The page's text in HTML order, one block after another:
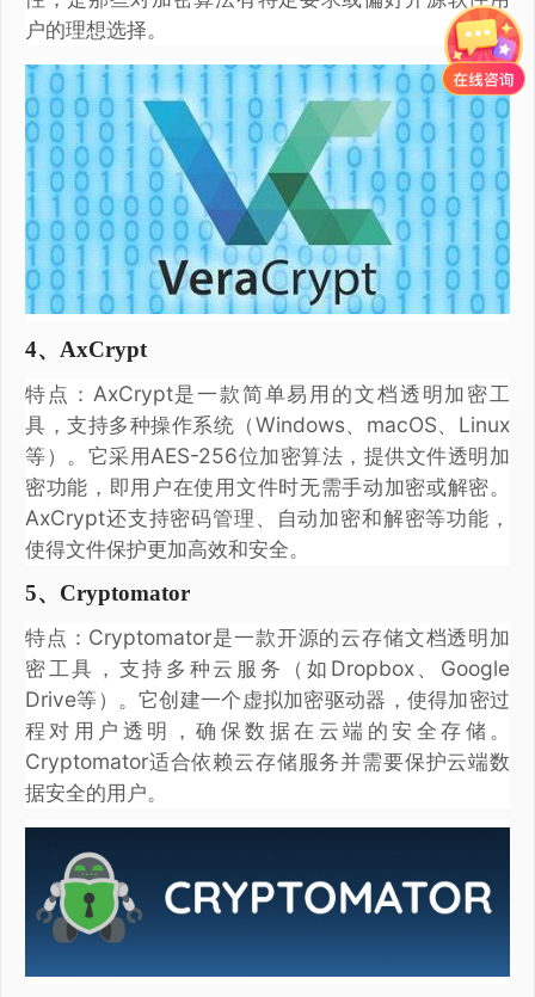
户的理想选择。
4、AxCrypt
特点：AxCrypt是一款简单易用的文档透明加密工
具，支持多种操作系统（Windows、macOS、Linux
等）。它采用AES-256位加密算法，提供文件透明加
密功能，即用户在使用文件时无需手动加密或解密。
AxCrypt还支持密码管理、自动加密和解密等功能，
使得文件保护更加高效和安全。
5、Cryptomator
特点：Cryptomator是一款开源的云存储文档透明加
密工具，支持多种云服务（如Dropbox、Google
Drive等）。它创建一个虚拟加密驱动器，使得加密过
程对用户透明，确保数据在云端的安全存储。
Cryptomator适合依赖云存储服务并需要保护云端数
据安全的用户。